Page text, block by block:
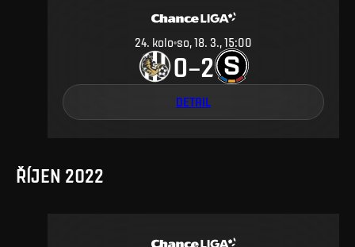
24. kolo so, 18. 3., 15:00
0–2
DETAIL
ŘÍJEN 2022